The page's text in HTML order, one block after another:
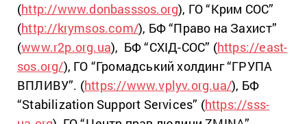
(http://www.donbasssos.org), ГО “Крим СОС”
(http://krymsos.com/), БФ “Право на Захист”
(www.r2p.org.ua), БФ “СХІД-СОС” (https://east-
sos.org/), ГО “Громадський холдинг “ГРУПА
ВПЛИВУ”. (https://www.vplyv.org.ua/), БФ
“Stabilization Support Services” (https://sss-